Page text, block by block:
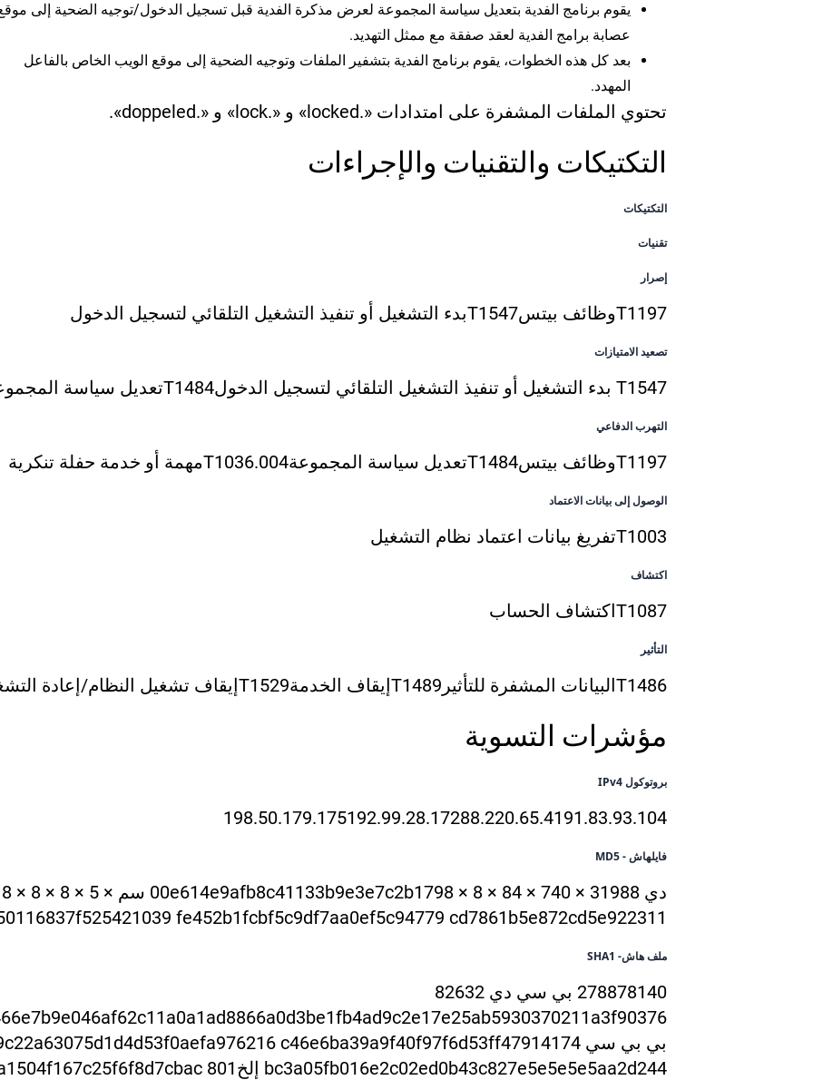
يقوم برنامج الفدية بتعديل سياسة المجموعة لعرض مذكرة الفدية قبل تسجيل الدخول/توجيه الضحية إلى
عصابة برامج الفدية لعقد صفقة مع ممثل التهديد.
بعد كل هذه الخطوات، يقوم برنامج الفدية بتشفير الملفات وتوجيه الضحية إلى موقع الويب الخاص بالفاعل
المهدد.
تحتوي الملفات المشفرة على امتدادات «.locked» و «.lock» و «.doppeled».
التكتيكات والتقنيات والإجراءات
التكتيكات
تقنيات
إصرار
T1197وظائف بيتسT1547بدء التشغيل أو تنفيذ التشغيل التلقائي لتسجيل الدخول
تصعيد الامتيازات
T1547 بدء التشغيل أو تنفيذ التشغيل التلقائي لتسجيل الدخولT1484تعديل سياسة
التهرب الدفاعي
T1197وظائف بيتسT1484تعديل سياسة المجموعةT1036.004مهمة أو خدمة حفلة تنكرية
الوصول إلى بيانات الاعتماد
T1003تفريغ بيانات اعتماد نظام التشغيل
اكتشاف
T1087اكتشاف الحساب
التأثير
T1486البيانات المشفرة للتأثير T1489إيقاف الخدمةT1529إيقاف تشغيل النظام/إعادة
مؤشرات التسوية
بروتوكول IPv4
198.50.179.175192.99.28.17288.220.65.4191.83.93.104
فايلهاش - MD5
دي 00e614e9afb8c41133b9e3e7c2b179
37f525421039 fe452b1fcbf5c9df7aa0ef5c94779 cd7861b5e872cd5e922311
ملف هاش- SHA1
278878140 بي سي دي 82632
a0a1ad8866a0d3be1fb4ad9c2e17e25ab5930370211a3f90376
بي بي سي 61f49c22a63075d1d4d53f0aefa976216 c46e6ba39a9f4 0f97f6d53ff47914174
bc3a05fb016e2c02ed0b43c827e5e5e5e5aa2d244 إلخ